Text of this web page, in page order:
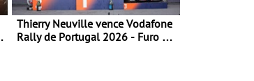
Thierry Neuville vence Vodafone
Rally de Portugal 2026 - Furo na